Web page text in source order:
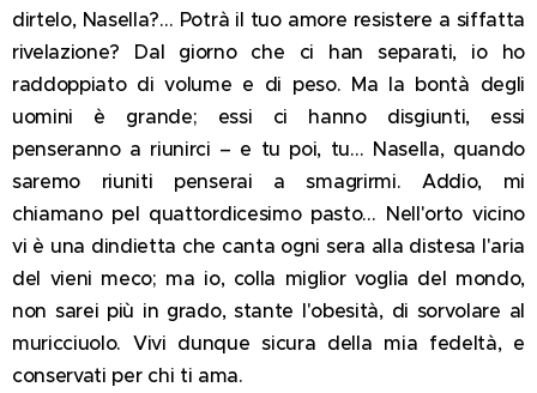
dirtelo, Nasella?… Potrà il tuo amore resistere a siffatta
rivelazione? Dal giorno che ci han separati, io ho
raddoppiato di volume e di peso. Ma la bontà degli
uomini è grande; essi ci hanno disgiunti, essi
penseranno a riunirci – e tu poi, tu… Nasella, quando
saremo riuniti penserai a smagrirmi. Addio, mi
chiamano pel quattordicesimo pasto… Nell'orto vicino
vi è una dindietta che canta ogni sera alla distesa l'aria
del vieni meco; ma io, colla miglior voglia del mondo,
non sarei più in grado, stante l'obesità, di sorvolare al
muricciuolo. Vivi dunque sicura della mia fedeltà, e
conservati per chi ti ama.